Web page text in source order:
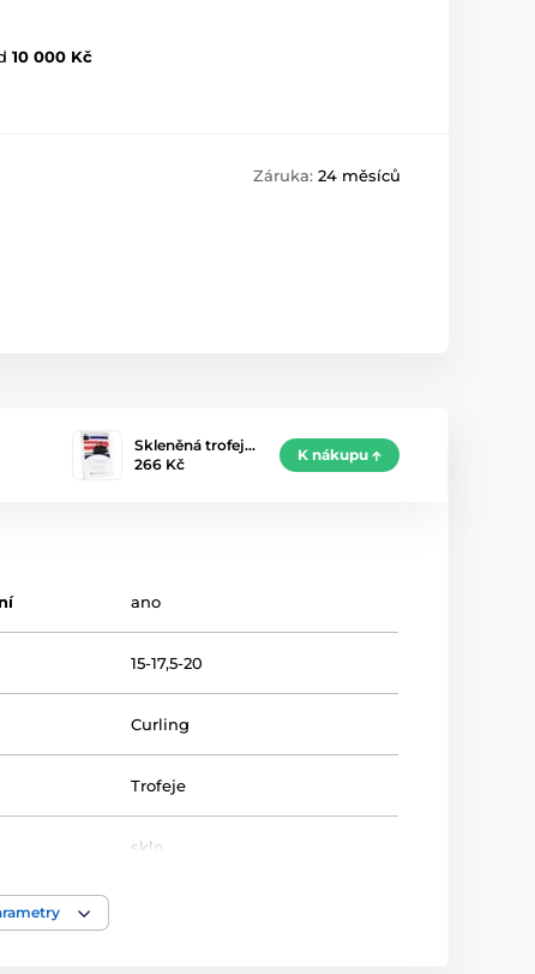
10 000 Kč
Záruka: 24 měsíců
Skleněná trofej…
266 Kč
K nákupu
ano
15-17,5-20
Curling
Trofeje
sklo